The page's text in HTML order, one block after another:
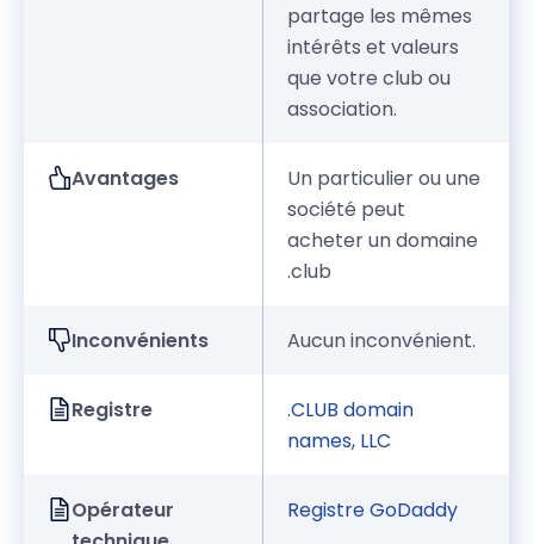
partage les mêmes
intérêts et valeurs
que votre club ou
association.
Avantages
Un particulier ou une
société peut
acheter un domaine
.club
Inconvénients Aucun inconvénient.
Registre
.CLUB domain
names, LLC
Opérateur
Registre GoDaddy